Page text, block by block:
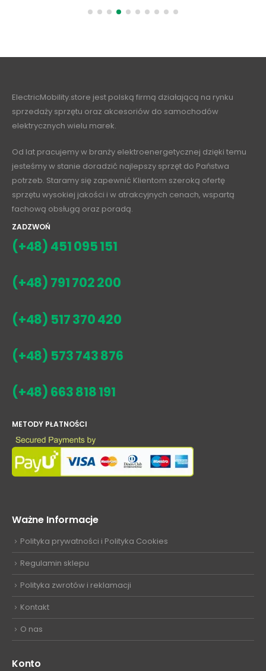
ElectricMobility.store jest polską firmą działającą na rynku
sprzedaży sprzętu oraz akcesoriów do samochodów
elektrycznych wielu marek.
Od lat pracujemy w branży elektroenergetycznej dzięki temu
jesteśmy w stanie doradzić najlepszy sprzęt do Państwa
potrzeb. Staramy się zapewnić Klientom szeroką ofertę
sprzętu wysokiej jakości i w atrakcyjnych cenach, wspartą
fachową obsługą oraz poradą.
ZADZWOŃ
(+48) 451 095 151
(+48) 791 702 200
(+48) 517 370 420
(+48) 573 743 876
(+48) 663 818 191
METODY PŁATNOŚCI
Ważne Informacje
Polityka prywatności i Polityka Cookies
Regulamin sklepu
Polityka zwrotów i reklamacji
Kontakt
O nas
Konto